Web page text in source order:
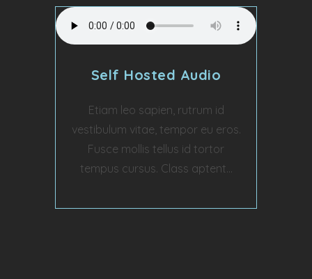
Self Hosted Audio
Etiam leo sapien, rutrum id
vestibulum vitae, tempor eu eros.
Fusce mollis tellus id tortor
tempus cursus. Class aptent...